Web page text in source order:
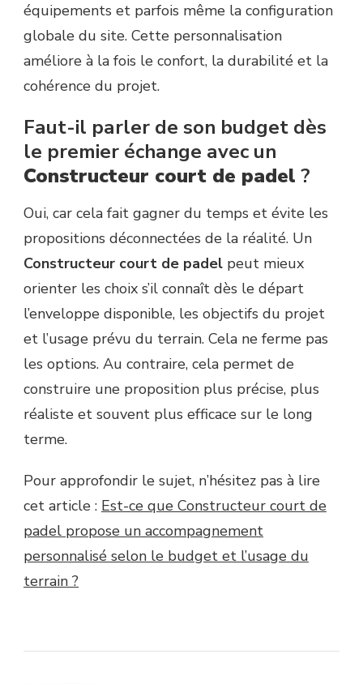
équipements et parfois même la configuration
globale du site. Cette personnalisation
améliore à la fois le confort, la durabilité et la
cohérence du projet.
Faut-il parler de son budget dès
le premier échange avec un
Constructeur court de padel ?
Oui, car cela fait gagner du temps et évite les
propositions déconnectées de la réalité. Un
Constructeur court de padel peut mieux
orienter les choix s’il connaît dès le départ
l’enveloppe disponible, les objectifs du projet
et l’usage prévu du terrain. Cela ne ferme pas
les options. Au contraire, cela permet de
construire une proposition plus précise, plus
réaliste et souvent plus efficace sur le long
terme.
Pour approfondir le sujet, n’hésitez pas à lire
cet article : Est-ce que Constructeur court de
padel propose un accompagnement
personnalisé selon le budget et l’usage du
terrain ?